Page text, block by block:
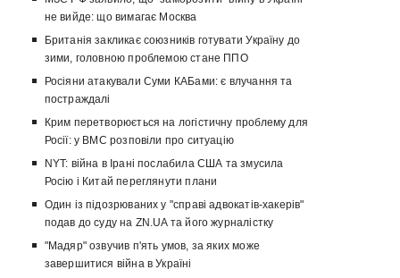
не вийде: що вимагає Москва
Британія закликає союзників готувати Україну до
зими, головною проблемою стане ППО
Росіяни атакували Суми КАБами: є влучання та
постраждалі
Крим перетворюється на логістичну проблему для
Росії: у ВМС розповіли про ситуацію
NYT: війна в Ірані послабила США та змусила
Росію і Китай переглянути плани
Один із підозрюваних у "справі адвокатів-хакерів"
подав до суду на ZN.UA та його журналістку
"Мадяр" озвучив п'ять умов, за яких може
завершитися війна в Україні